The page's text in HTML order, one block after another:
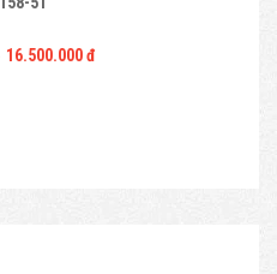
16.500.000 đ